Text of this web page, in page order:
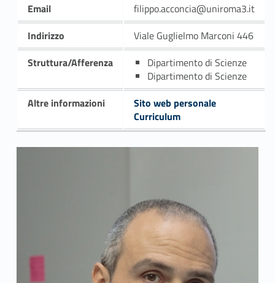
Email
filippo.acconcia@uniroma3.it
Indirizzo
Viale Guglielmo Marconi 446
Struttura/Afferenza
Dipartimento di Scienze
Dipartimento di Scienze
Altre informazioni
Sito web personale
Curriculum